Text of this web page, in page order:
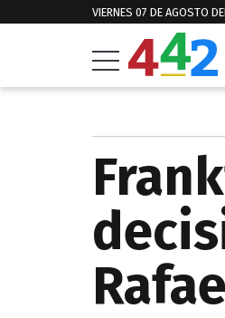
VIERNES 07 DE AGOSTO